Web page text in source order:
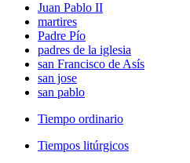
Juan Pablo II
martires
Padre Pío
padres de la iglesia
san Francisco de Asís
san jose
san pablo
Tiempo ordinario
Tiempos litúrgicos